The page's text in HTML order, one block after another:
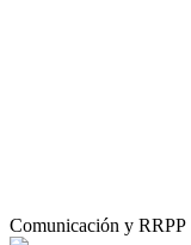
Comunicación y RRPP